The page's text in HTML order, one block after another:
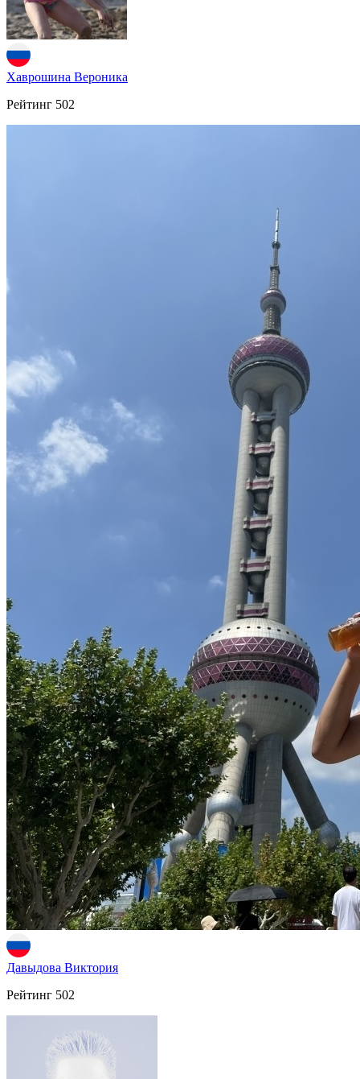
Хаврошина Вероника
Рейтинг 502
Давыдова Виктория
Рейтинг 502